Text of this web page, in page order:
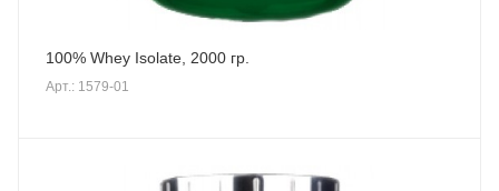
100% Whey Isolate, 2000 гр.
Арт.: 1579-01